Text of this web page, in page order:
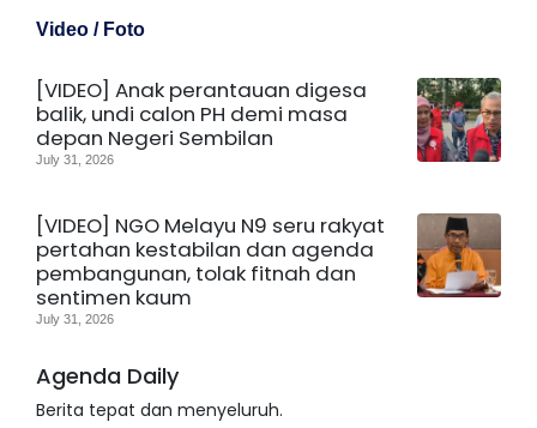
Video / Foto
[VIDEO] Anak perantauan digesa
balik, undi calon PH demi masa
depan Negeri Sembilan
July 31, 2026
[VIDEO] NGO Melayu N9 seru rakyat
pertahan kestabilan dan agenda
pembangunan, tolak fitnah dan
sentimen kaum
July 31, 2026
Agenda Daily
Berita tepat dan menyeluruh.